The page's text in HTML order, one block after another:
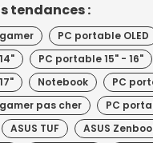
tendances :
PC portable OLED
PC portable 15" - 16"
Notebook
PC
pas cher
PC
ASUS TUF
ASUS